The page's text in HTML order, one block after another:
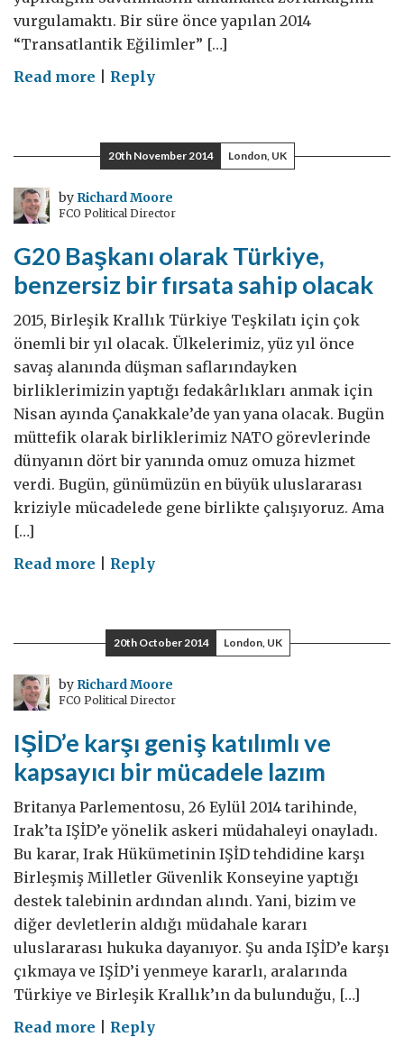
vurgulamaktı. Bir süre önce yapılan 2014
“Transatlantik Eğilimler” […]
Read more on
ve
NATO
Reply
20th November 2014 London, UK
by Richard Moore
FCO Political Director
G20 Başkanı olarak Türkiye,
benzersiz bir fırsata sahip olacak
2015, Birleşik Krallık Türkiye Teşkilatı için çok
önemli bir yıl olacak. Ülkelerimiz, yüz yıl önce
savaş alanında düşman saflarındayken
birliklerimizin yaptığı fedakârlıkları anmak için
Nisan ayında Çanakkale’de yan yana olacak. Bugün
müttefik olarak birliklerimiz NATO görevlerinde
dünyanın dört bir yanında omuz omuza hizmet
verdi. Bugün, günümüzün en büyük uluslararası
kriziyle mücadelede gene birlikte çalışıyoruz. Ama
[…]
Read more on
olarak
Türkiye,
benzersiz
bir
sahip
olacak
Reply
20th October 2014 London, UK
by Richard Moore
FCO Political Director
IŞİD’e karşı geniş katılımlı ve
kapsayıcı bir mücadele lazım
Britanya Parlementosu, 26 Eylül 2014 tarihinde,
Irak’ta IŞİD’e yönelik askeri müdahaleyi onayladı.
Bu karar, Irak Hükümetinin IŞİD tehdidine karşı
Birleşmiş Milletler Güvenlik Konseyine yaptığı
destek talebinin ardından alındı. Yani, bizim ve
diğer devletlerin aldığı müdahale kararı
uluslararası hukuka dayanıyor. Şu anda IŞİD’e karşı
çıkmaya ve IŞİD’i yenmeye kararlı, aralarında
Türkiye ve Birleşik Krallık’ın da bulunduğu, […]
Read more onReply